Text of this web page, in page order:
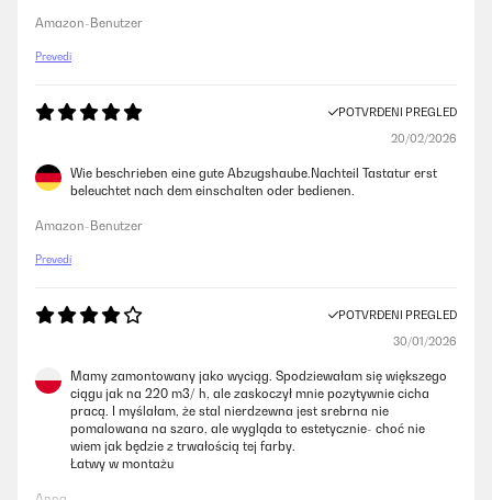
Amazon-Benutzer
Prevedi
POTVRĐENI PREGLED
20/02/2026
Wie beschrieben eine gute Abzugshaube.Nachteil Tastatur erst
beleuchtet nach dem einschalten oder bedienen.
Amazon-Benutzer
Prevedi
POTVRĐENI PREGLED
30/01/2026
Mamy zamontowany jako wyciąg. Spodziewałam się większego
ciągu jak na 220 m3/ h, ale zaskoczył mnie pozytywnie cicha
pracą. I myślałam, że stal nierdzewna jest srebrna nie
pomalowana na szaro, ale wygląda to estetycznie- choć nie
wiem jak będzie z trwałością tej farby.
Łatwy w montażu